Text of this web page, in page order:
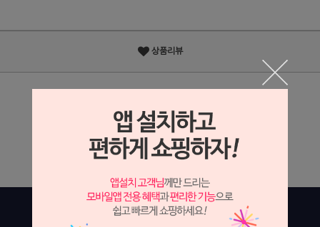
상품리뷰
상세 정보를 확대해 보실 수 있습니다.